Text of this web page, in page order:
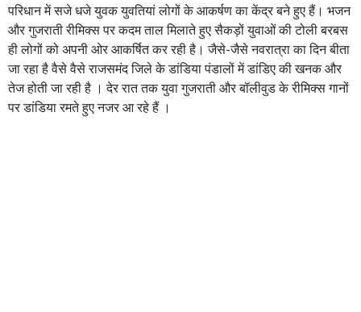
परिधान में सजे धजे युवक युवतियां लोगों के आकर्षण का केंद्र बने हुए हैं। भजन
और गुजराती रीमिक्स पर कदम ताल मिलाते हुए सैकड़ों युवाओं की टोली बरबस
ही लोगों को अपनी ओर आकर्षित कर रही है। जैसे-जैसे नवरात्रा का दिन बीता
जा रहा है वैसे वैसे राजसमंद जिले के डांडिया पंडालों में डांडिए की खनक और
तेज होती जा रही है । देर रात तक युवा गुजराती और बॉलीवुड के रीमिक्स गानों
पर डांडिया रमते हुए नजर आ रहे हैं ।